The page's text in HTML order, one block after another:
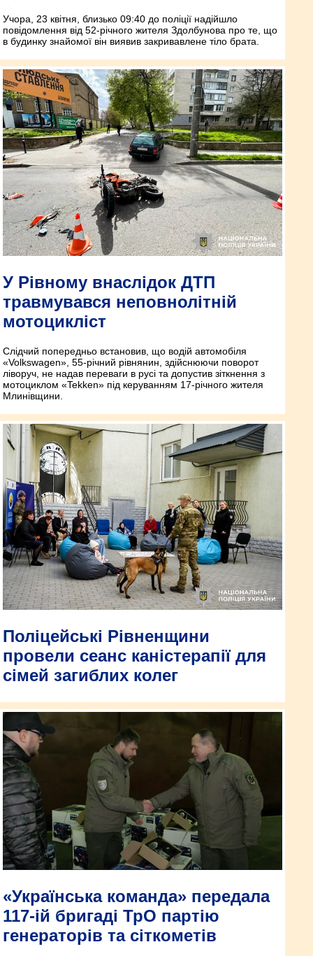
Учора, 23 квітня, близько 09:40 до поліції надійшло
повідомлення від 52-річного жителя Здолбунова про те, що
в будинку знайомої він виявив закривавлене тіло брата.
У Рівному внаслідок ДТП
травмувався неповнолітній
мотоцикліст
Слідчий попередньо встановив, що водій автомобіля
«Volkswagen», 55-річний рівнянин, здійснюючи поворот
ліворуч, не надав переваги в русі та допустив зіткнення з
мотоциклом «Tekken» під керуванням 17-річного жителя
Млинівщини.
Поліцейські Рівненщини
провели сеанс каністерапії для
сімей загиблих колег
«Українська команда» передала
117-ій бригаді ТрО партію
генераторів та сіткометів